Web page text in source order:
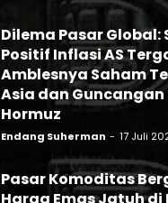
Dilema Pasar Global:
Positif Inflasi AS
Amblesnya Saham
Asia dan Guncangan
Hormuz
Endang Suherman - 17 Juli
Pasar Komoditas
Harga Emas Jatuh di